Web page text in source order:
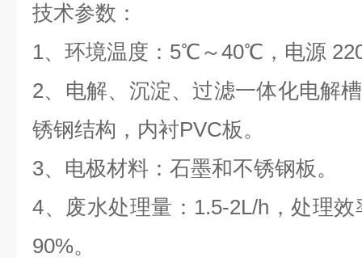
技术参数：
1、环境温度：5℃～40℃，电源
2、电解、沉淀、过滤一体化电解
锈钢结构，内衬PVC板。
3、电极材料：石墨和不锈钢板。
4、废水处理量：1.5-2L/h，处理
90%。